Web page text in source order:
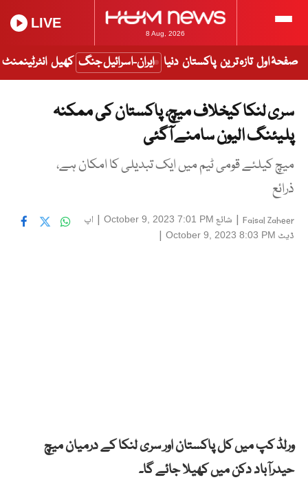
8 Aug, 2026
LIVE
صفحۂ اول تازہ ترین پاکستان دنیا ایران-اسرائیل جنگ کھیل انٹرٹینمنٹ
سری لنکا کیخلاف میچ، پاکستان کی ممکنہ
پلیئنگ الیون سامنے آگئی
میچ کیلئے قومی ٹیم میں ایک تبدیلی کا امکان ہے،
ذرائع
Faisal Zaheer
| شائع October 9, 2023 7:01 PM
| اپ
ڈیٹ October 9, 2023 8:03 PM
|
ورلڈ کپ میں کل پاکستان اور سری لنکا کے درمیان میچ
حیدرآباد دکن میں کھیلا جائے گا۔